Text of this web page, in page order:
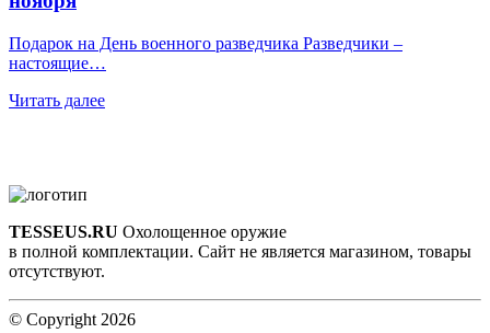
Подарок на День военного разведчика Разведчики –
настоящие…
Читать далее
TESSEUS.RU Охолощенное оружие
в полной комплектации. Сайт не является магазином, товары
отсутствуют.
© Copyright 2026